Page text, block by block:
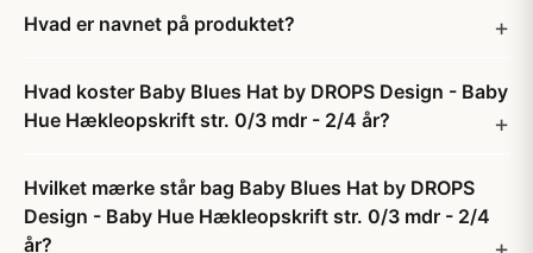
Hvad er navnet på produktet?
Hvad koster Baby Blues Hat by DROPS Design - Baby
Hue Hækleopskrift str. 0/3 mdr - 2/4 år?
Hvilket mærke står bag Baby Blues Hat by DROPS
Design - Baby Hue Hækleopskrift str. 0/3 mdr - 2/4
år?